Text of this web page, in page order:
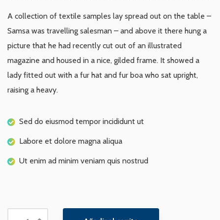
A collection of textile samples lay spread out on the table –
Samsa was travelling salesman – and above it there hung a
picture that he had recently cut out of an illustrated
magazine and housed in a nice, gilded frame. It showed a
lady fitted out with a fur hat and fur boa who sat upright,
raising a heavy.
Sed do eiusmod tempor incididunt ut
Labore et dolore magna aliqua
Ut enim ad minim veniam quis nostrud